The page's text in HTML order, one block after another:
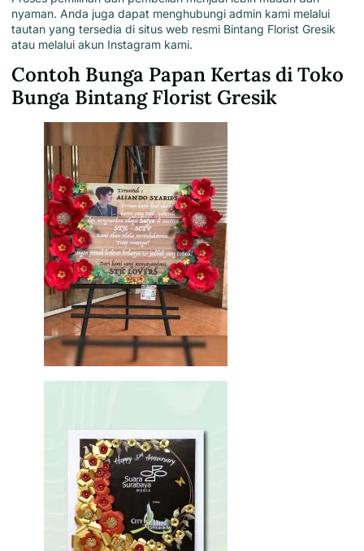
nyaman. Anda juga dapat menghubungi admin kami melalui
tautan yang tersedia di situs web resmi Bintang Florist Gresik
atau melalui akun Instagram kami.
Contoh Bunga Papan Kertas di Toko
Bunga Bintang Florist Gresik